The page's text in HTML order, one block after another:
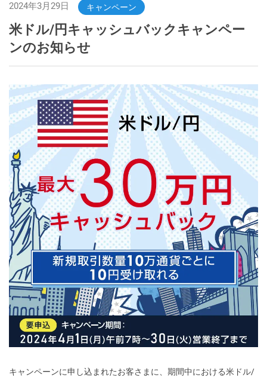
2024年3月29日 キャンペーン
米ドル/円キャッシュバックキャンペー
ンのお知らせ
キャンペーンに申し込まれたお客さまに、期間中における米ドル/